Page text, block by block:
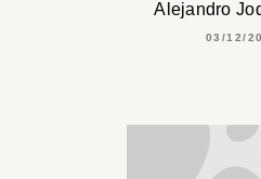
Alejandro
03/12/